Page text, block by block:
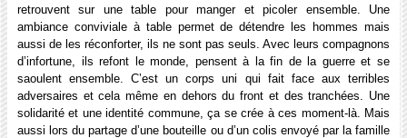
retrouvent sur une table pour manger et picoler ensemble. Une
ambiance conviviale à table permet de détendre les hommes mais
aussi de les réconforter, ils ne sont pas seuls. Avec leurs compagnons
d’infortune, ils refont le monde, pensent à la fin de la guerre et se
saoulent ensemble. C’est un corps uni qui fait face aux terribles
adversaires et cela même en dehors du front et des tranchées. Une
solidarité et une identité commune, ça se crée à ces moment-là. Mais
aussi lors du partage d’une bouteille ou d’un colis envoyé par la famille